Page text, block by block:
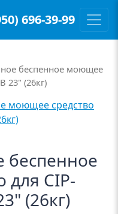
696-39-99
беспенное моющее
23" (26кг)
беспенное
для CIP-
(26кг)